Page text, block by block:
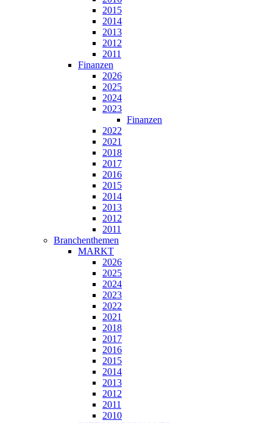
2015
2014
2013
2012
2011
Finanzen
2026
2025
2024
2023
Finanzen
2022
2021
2018
2017
2016
2015
2014
2013
2012
2011
Branchenthemen
MARKT
2026
2025
2024
2023
2022
2021
2018
2017
2016
2015
2014
2013
2012
2011
2010